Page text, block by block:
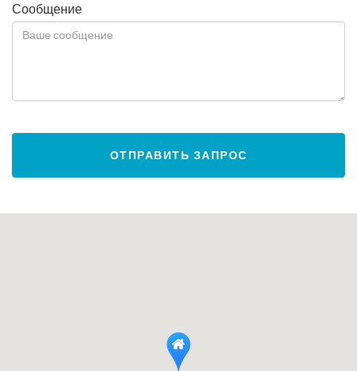
Сообщение